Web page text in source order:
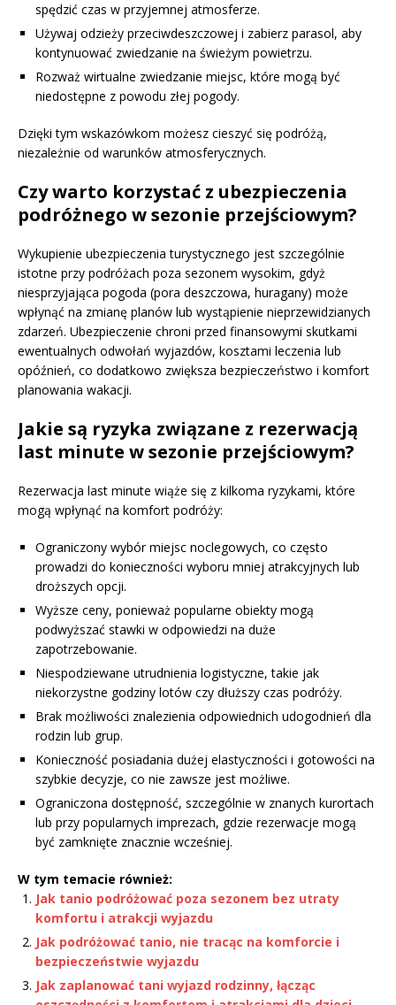
spędzić czas w przyjemnej atmosferze.
Używaj odzieży przeciwdeszczowej i zabierz parasol, aby
kontynuować zwiedzanie na świeżym powietrzu.
Rozważ wirtualne zwiedzanie miejsc, które mogą być
niedostępne z powodu złej pogody.
Dzięki tym wskazówkom możesz cieszyć się podróżą,
niezależnie od warunków atmosferycznych.
Czy warto korzystać z ubezpieczenia
podróżnego w sezonie przejściowym?
Wykupienie ubezpieczenia turystycznego jest szczególnie
istotne przy podróżach poza sezonem wysokim, gdyż
niesprzyjająca pogoda (pora deszczowa, huragany) może
wpłynąć na zmianę planów lub wystąpienie nieprzewidzianych
zdarzeń. Ubezpieczenie chroni przed finansowymi skutkami
ewentualnych odwołań wyjazdów, kosztami leczenia lub
opóźnień, co dodatkowo zwiększa bezpieczeństwo i komfort
planowania wakacji.
Jakie są ryzyka związane z rezerwacją
last minute w sezonie przejściowym?
Rezerwacja last minute wiąże się z kilkoma ryzykami, które
mogą wpłynąć na komfort podróży:
Ograniczony wybór miejsc noclegowych, co często
prowadzi do konieczności wyboru mniej atrakcyjnych lub
droższych opcji.
Wyższe ceny, ponieważ popularne obiekty mogą
podwyższać stawki w odpowiedzi na duże
zapotrzebowanie.
Niespodziewane utrudnienia logistyczne, takie jak
niekorzystne godziny lotów czy dłuższy czas podróży.
Brak możliwości znalezienia odpowiednich udogodnień dla
rodzin lub grup.
Konieczność posiadania dużej elastyczności i gotowości na
szybkie decyzje, co nie zawsze jest możliwe.
Ograniczona dostępność, szczególnie w znanych kurortach
lub przy popularnych imprezach, gdzie rezerwacje mogą
być zamknięte znacznie wcześniej.
W tym temacie również:
Jak tanio podróżować poza sezonem bez utraty
komfortu i atrakcji wyjazdu
Jak podróżować tanio, nie tracąc na komforcie i
bezpieczeństwie wyjazdu
Jak zaplanować tani wyjazd rodzinny, łącząc